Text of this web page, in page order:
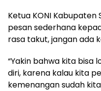
Ketua KONI
pesan sederhana
rasa takut, jangan ada
“Yakin bahwa kita bisa
diri, karena kalau kita
kemenangan sudah